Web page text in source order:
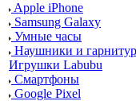
Apple iPhone
Samsung Galaxy
Умные часы
Наушники и
Игрушки Labubu
Смартфоны
Google Pixel